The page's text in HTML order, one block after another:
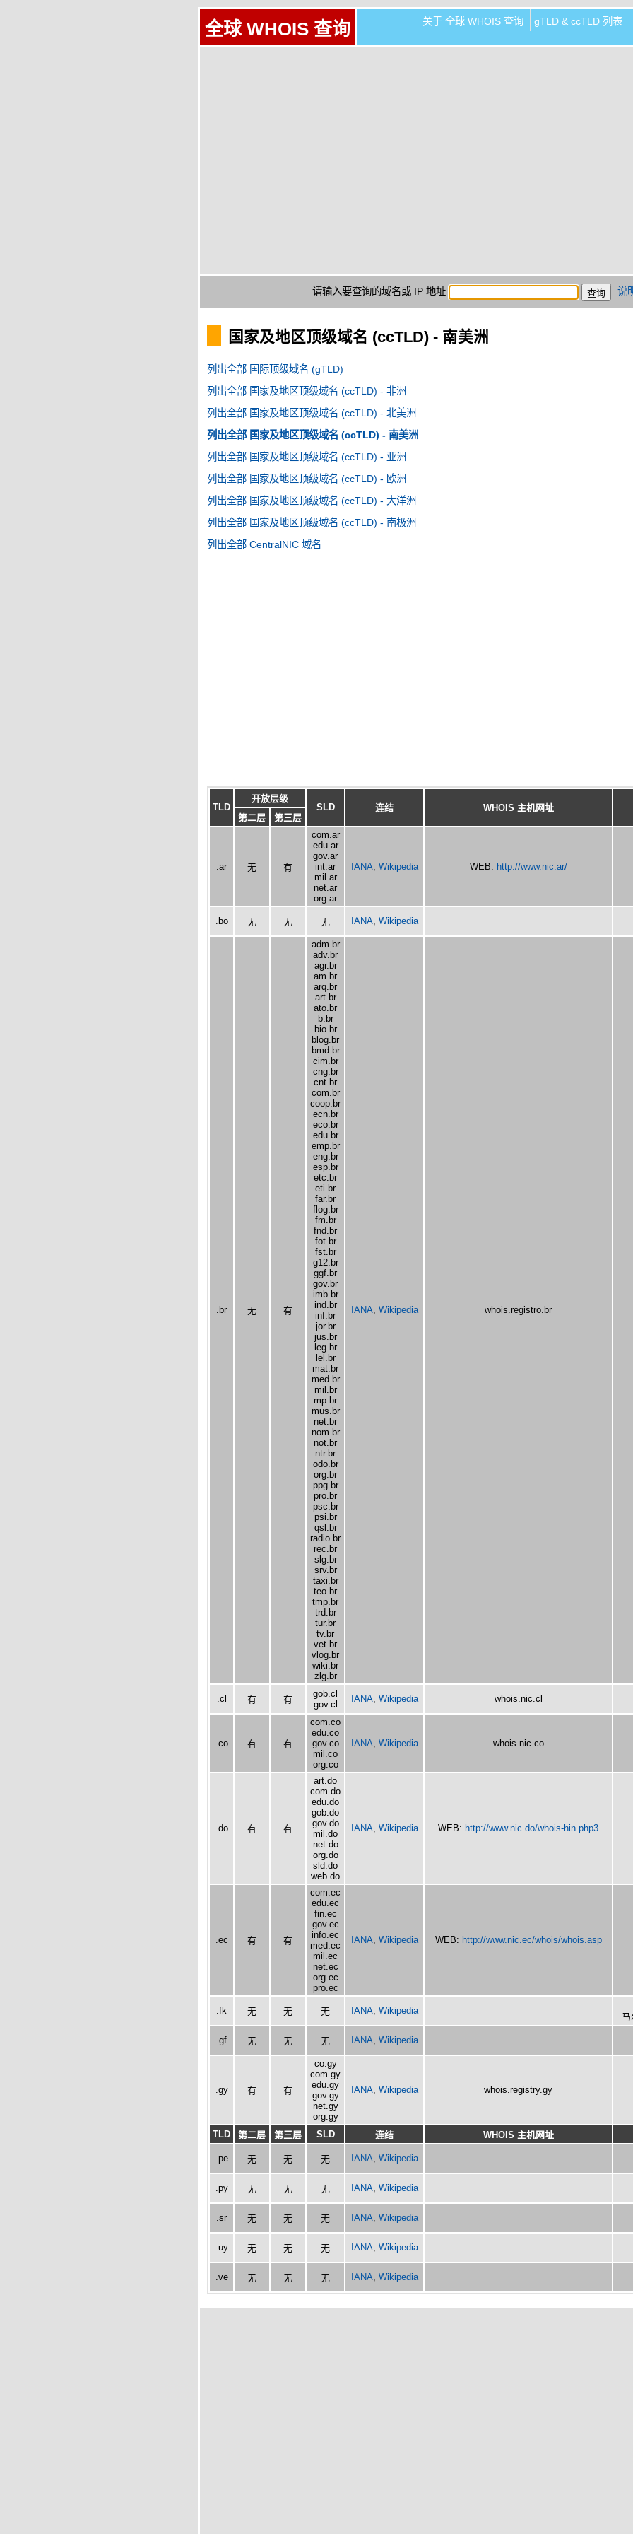
全球 WHOIS 查询 关于 全球 WHOIS 查询 gTLD & ccTLD 列表
请输入要查询的域名或 IP 地址 说
国家及地区顶级域名 (ccTLD) - 南美洲
列出全部 国际顶级域名 (gTLD)
列出全部 国家及地区顶级域名 (ccTLD) - 非洲
列出全部 国家及地区顶级域名 (ccTLD) - 北美洲
列出全部 国家及地区顶级域名 (ccTLD) - 南美洲
列出全部 国家及地区顶级域名 (ccTLD) - 亚洲
列出全部 国家及地区顶级域名 (ccTLD) - 欧洲
列出全部 国家及地区顶级域名 (ccTLD) - 大洋洲
列出全部 国家及地区顶级域名 (ccTLD) - 南极洲
列出全部 CentralNIC 域名
TLD
开放层级
SLD
连结
WHOIS 主机网址
第二层
第三层
.ar 无 有
com.ar
edu.ar
gov.ar
int.ar
mil.ar
net.ar
org.ar
IANA Wikipedia WEB: http://www.nic.ar/
.bo 无 无 无 IANA, Wikipedia
.br 无 有
adm.br
adv.br
agr.br
am.br
arq.br
art.br
ato.br
b.br
bio.br
blog.br
bmd.br
cim.br
cng.br
cnt.br
com.br
coop.br
ecn.br
eco.br
edu.br
emp.br
eng.br
esp.br
etc.br
eti.br
far.br
flog.br
fm.br
fnd.br
fot.br
fst.br
g12.br
ggf.br
gov.br
imb.br
ind.br
inf.br
jor.br
jus.br
leg.br
lel.br
mat.br
med.br
mil.br
mp.br
mus.br
net.br
nom.br
not.br
ntr.br
odo.br
org.br
ppg.br
pro.br
psc.br
psi.br
qsl.br
radio.br
rec.br
slg.br
srv.br
taxi.br
teo.br
tmp.br
trd.br
tur.br
tv.br
vet.br
vlog.br
wiki.br
zlg.br
IANA Wikipedia whois.registro.br
.cl 有 有
gob.cl
gov.cl
IANA, Wikipedia whois.nic.cl
.co 有 有
com.co
edu.co
gov.co
mil.co
org.co
IANA Wikipedia whois.nic.co
.do 有 有
art.do
com.do
edu.do
gob.do
gov.do
mil.do
net.do
org.do
sld.do
web.do
IANA, Wikipedia WEB: http://www.nic.do/whois-hin.php3
.ec 有 有
com.ec
edu.ec
fin.ec
gov.ec
info.ec
med.ec
mil.ec
net.ec
org.ec
pro.ec
IANA Wikipedia WEB: http://www.nic.ec/whois/whois.asp
.fk 无 无 无 IANA, Wikipedia
马
.gf 无 无 无 IANA Wikipedia
.gy 有 有
co.gy
com.gy
edu.gy
gov.gy
net.gy
org.gy
IANA, Wikipedia whois.registry.gy
TLD 第二层 第三层 SLD 连结 WHOIS 主机网址
.pe 无 无 无 IANA Wikipedia
.py 无 无 无 IANA, Wikipedia
.sr 无 无 无 IANA Wikipedia
.uy 无 无 无 IANA, Wikipedia
.ve 无 无 无 IANA Wikipedia